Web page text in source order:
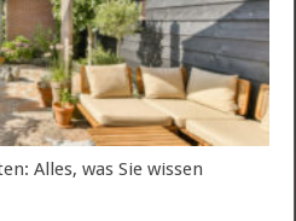
Alles, was Sie wissen